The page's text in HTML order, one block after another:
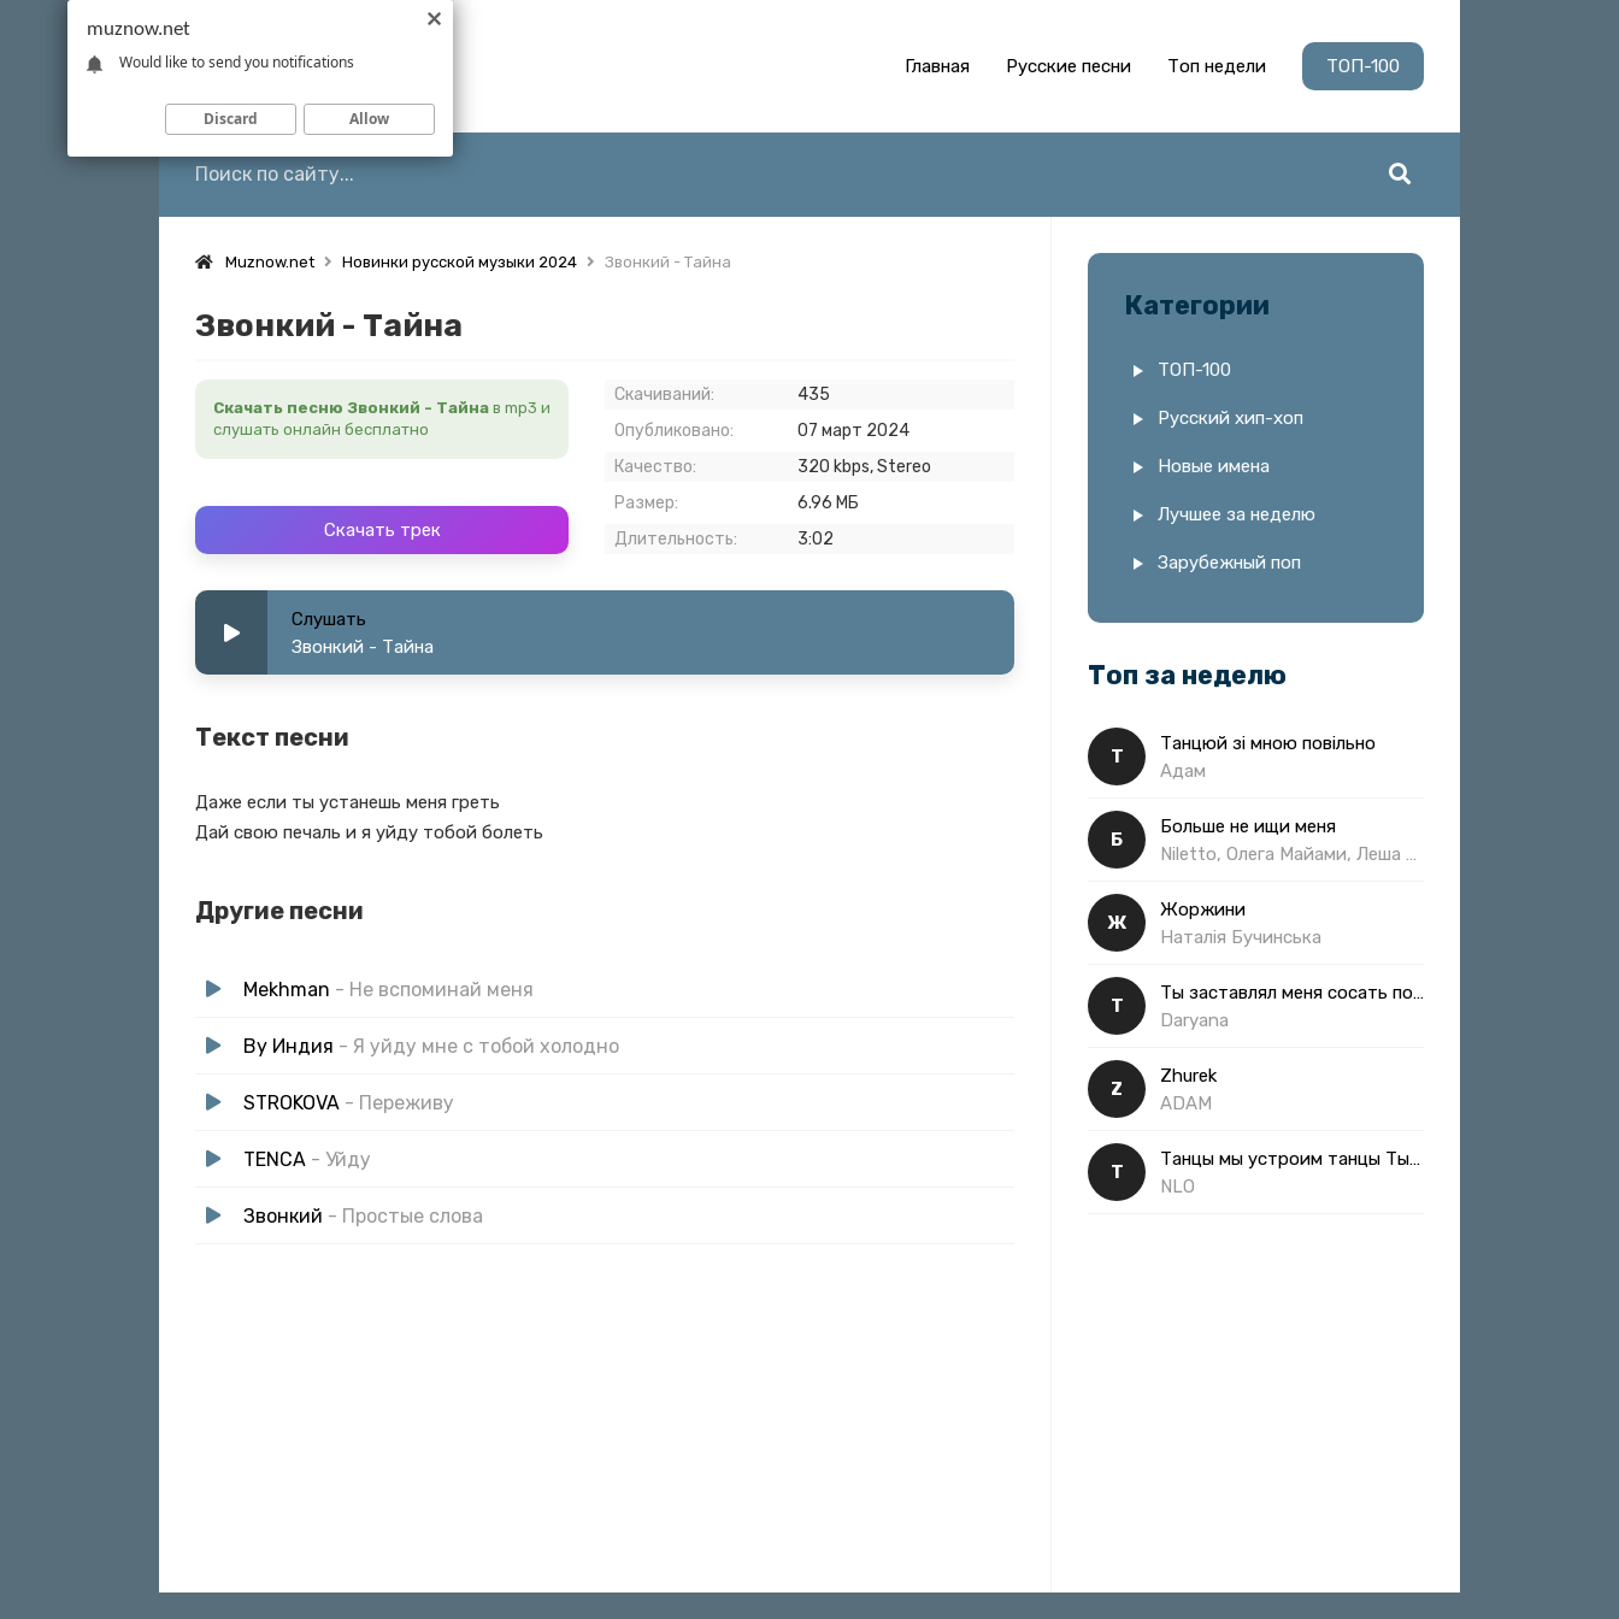
Главная Русские песни Топ недели ТОП-100
Muznow.net Новинки русской музыки 2024 Звонкий - Тайна
Звонкий - Тайна
Скачать песню Звонкий - Тайна в mp3 и
слушать онлайн бесплатно
Скачать трек
Скачиваний:
435
Опубликовано:
07 март 2024
Качество:
320 kbps, Stereo
Размер:
6.96 МБ
Длительность:
3:02
Слушать
Звонкий - Тайна
Текст песни
Даже если ты устанешь меня греть
Дай свою печаль и я уйду тобой болеть
Другие песни
Mekhman - Не вспоминай меня
By Индия - Я уйду мне с тобой холодно
STROKOVA - Переживу
TENCA - Уйду
Звонкий - Простые слова
Категории
ТОП-100
Русский хип-хоп
Новые имена
Лучшее за неделю
Зарубежный поп
Топ за неделю
Т
Танцюй зі мною повільно
Адам
Б
Больше не ищи меня
Ж
Жоржини
Наталія Бучинська
Т
Ты заставлял меня сосать полная
Daryana
Z
Zhurek
ADAM
Т
Танцы мы устроим танцы Ты такая классная
NLO
muznow.net
Would like to send you notifications
Discard Allow